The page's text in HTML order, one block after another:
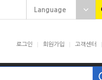
로그인 회원가입 고객센터